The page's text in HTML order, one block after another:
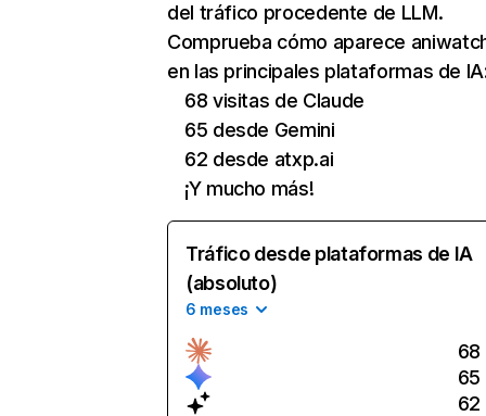
del tráfico procedente de LLM.
Comprueba cómo aparece
en las principales plataformas de
68 visitas de Claude
65 desde Gemini
62 desde atxp.ai
¡Y mucho más!
Tráfico desde plataformas de IA
(absoluto)
6 meses
68
65
62